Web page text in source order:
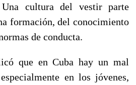
cultura del vestir parte
formación, del conocimiento
de conducta.
que en Cuba hay un mal
en los jóvenes,